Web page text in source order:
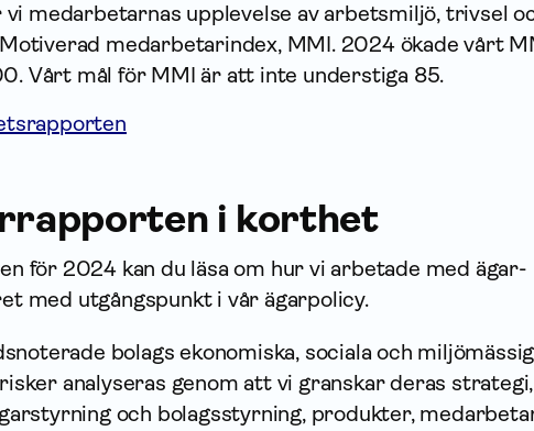
medarbetarnas upplevelse av arbetsmiljö, trivsel
medarbetarindex, MMI. 2024 ökade vårt
Vårt mål för MMI är att inte understiga 85.
i korthet
för 2024 kan du läsa om hur vi arbetade med ägar­
med utgångspunkt i vår ägarpolicy.
bolags ekonomiska, sociala och
analyseras genom att vi granskar deras strategi,
och bolagsstyrning, produkter,